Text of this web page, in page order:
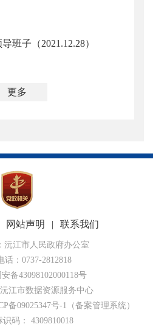
班子（2021.12.28）
更多
网站声明 | 联系我们
沅江市人民政府办公室
话：0737-2812818
备43098102000118号
江市数据资源服务中心
备09025347号-1 （备案管理系统）
识码： 4309810018